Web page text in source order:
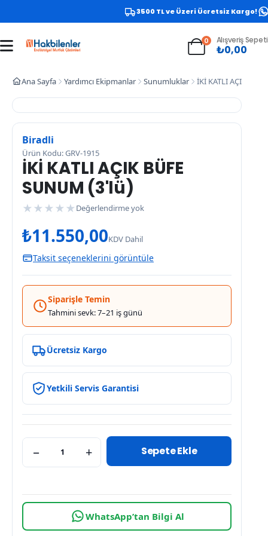
3500 TL ve Üzeri Ücretsiz Kargo!
0 Alışveriş Sepeti
₺0,00
Ana Sayfa Yardımcı Ekipmanlar Sunumluklar İKİ KATLI AÇIK
Biradli
Ürün Kodu: GRV-1915
İKİ KATLI AÇIK BÜFE
SUNUM (3'lü)
★ ★ ★ ★ ★ Değerlendirme yok
₺11.550,00KDV Dahil
Taksit seçeneklerini görüntüle
Siparişle Temin
Tahmini sevk: 7–21 iş günü
Ücretsiz Kargo
Yetkili Servis Garantisi
− + Sepete Ekle
WhatsApp’tan Bilgi Al